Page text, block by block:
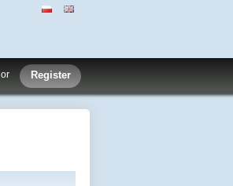
or Register